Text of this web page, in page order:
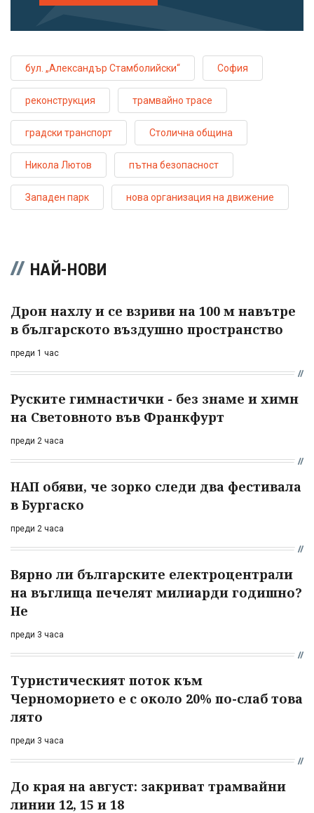
бул. „Александър Стамболийски“ София
реконструкция трамвайно трасе
градски транспорт Столична община
Никола Лютов пътна безопасност
Западен парк нова организация на движение
НАЙ-НОВИ
Дрон нахлу и се взриви на 100 м навътре
в българското въздушно пространство
преди 1 час
Руските гимнастички - без знаме и химн
на Световното във Франкфурт
преди 2 часа
НАП обяви, че зорко следи два фестивала
в Бургаско
преди 2 часа
Вярно ли българските електроцентрали
на въглища печелят милиарди годишно?
Не
преди 3 часа
Туристическият поток към
Черноморието е с около 20% по-слаб това
лято
преди 3 часа
До края на август: закриват трамвайни
линии 12, 15 и 18